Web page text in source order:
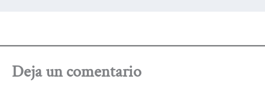
Deja un comentario